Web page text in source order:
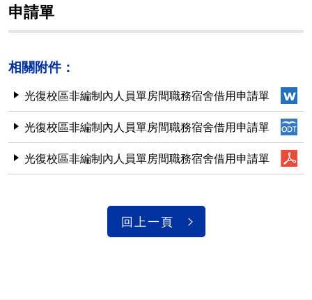
申請單
相關附件：
光復校區非編制內人員單房間職務宿舍借用申請單
光復校區非編制內人員單房間職務宿舍借用申請單
光復校區非編制內人員單房間職務宿舍借用申請單
回上一頁